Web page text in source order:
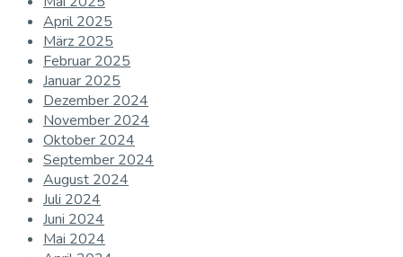
April 2025
März 2025
Februar 2025
Januar 2025
Dezember 2024
November 2024
Oktober 2024
September 2024
August 2024
Juli 2024
Juni 2024
Mai 2024